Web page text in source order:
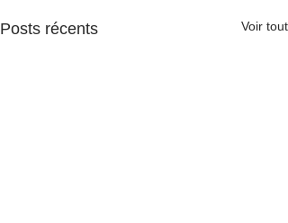
Posts récents Voir tout